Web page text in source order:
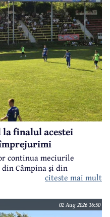
finalul acestei
continua meciurile
Câmpina și din
citeste mai mult
02 Aug 2026 16:50